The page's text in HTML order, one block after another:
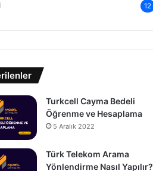
12
Turkcell Cayma Bedeli
Öğrenme ve Hesaplama
5 Aralık 2022
Türk Telekom Arama
Yönlendirme Nasıl Yapılır?